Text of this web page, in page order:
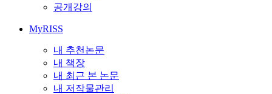
공개강의
MyRISS
내 추천논문
내 책장
내 최근 본 논문
내 저작물관리